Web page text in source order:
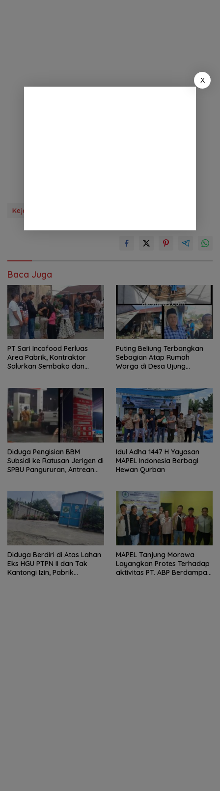
Kejahatan
Baca Juga
PT Sari Incofood Perluas
Area Pabrik, Kontraktor
Salurkan Sembako dan
Puting Beliung Terbangkan
Sebagian Atap Rumah
Warga di Desa Ujung
Bantuan
Diduga Pengisian BBM
Subsidi ke Ratusan Jerigen di
SPBU Pangururan, Antrean
Idul Adha 1447 H Yayasan
MAPEL Indonesia Berbagi
Hewan Qurban
Diduga Berdiri di Atas Lahan
Eks HGU PTPN II dan Tak
Kantongi Izin, Pabrik
MAPEL Tanjung Morawa
Layangkan Protes Terhadap
aktivitas PT. ABP Berdampak
X